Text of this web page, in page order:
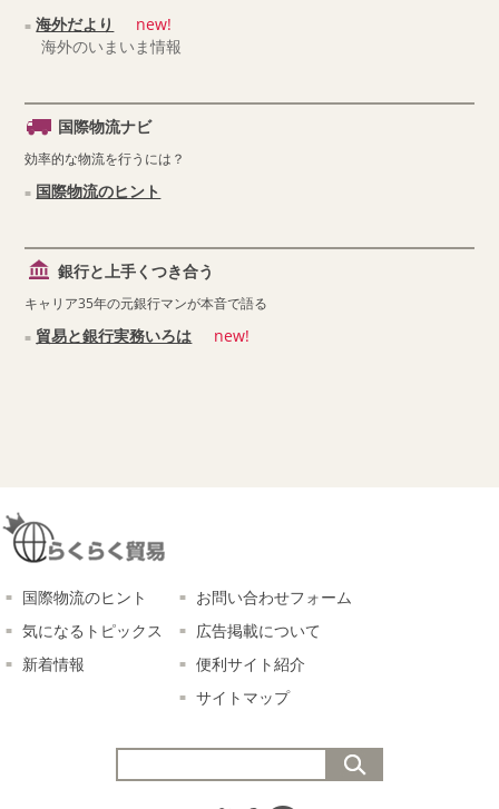
海外だより
new!
海外のいまいま情報
国際物流ナビ
効率的な物流を行うには？
国際物流のヒント
銀行と上手くつき合う
キャリア35年の元銀行マンが本音で語る
貿易と銀行実務いろは new!
国際物流のヒント
気になるトピックス
新着情報
お問い合わせフォーム
広告掲載について
便利サイト紹介
サイトマップ